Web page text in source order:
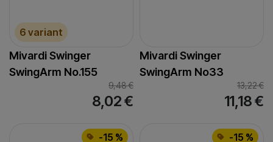
6 variant
Mivardi Swinger
SwingArm No.155
9,48€
8,02€
Mivardi Swinger
SwingArm No33
13,22€
11,18€
-15 % -15 %